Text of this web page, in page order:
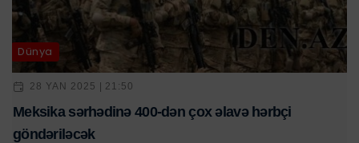
Dünya
28 YAN 2025 | 21:50
Meksika sərhədinə 400-dən çox əlavə hərbçi
göndəriləcək